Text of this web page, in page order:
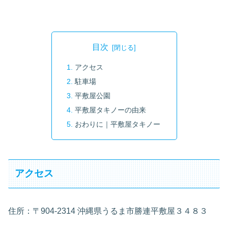
目次
アクセス
駐車場
平敷屋公園
平敷屋タキノーの由来
おわりに｜平敷屋タキノー
アクセス
住所：〒904-2314 沖縄県うるま市勝連平敷屋３４８３